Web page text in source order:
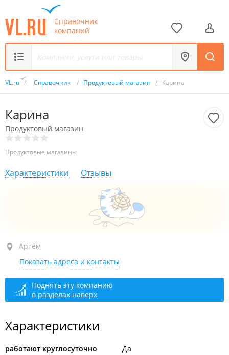
Справочник
компаний
VL.ru / Справочник / Продуктовый магазин / Карина
Карина
Продуктовый магазин
Продуктовые магазины
Характеристики Отзывы
Артём, ул. Ярославская (с. Суражевка), 44 стр. 3
круглосуточно
Артём
Показать адреса и контакты
Поднять эту компанию
в разделах наверх
Характеристики
работают круглосуточно Да